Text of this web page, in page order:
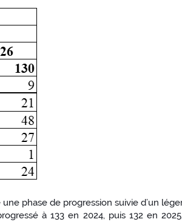
phase de progression suivie d’un
à 133 en 2024, puis 132 en